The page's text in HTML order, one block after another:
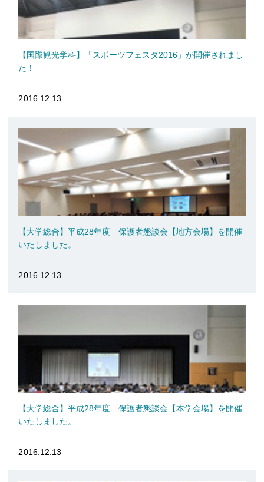
【国際観光学科】「スポーツフェスタ2016」が開催されまし
た！
2016.12.13
【大学総合】平成28年度 保護者懇談会【地方会場】を開催
いたしました。
2016.12.13
【大学総合】平成28年度 保護者懇談会【本学会場】を開催
いたしました。
2016.12.13